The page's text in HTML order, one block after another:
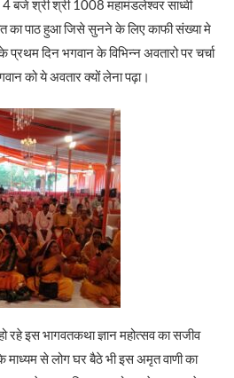
4 बजे श्री श्री 1008 महामंडलेश्वर साध्वी
का पाठ हुआ जिसे सुनने के लिए काफी संख्या मे
दिन भगवान के विभिन्न अवतारो पर चर्चा
को ये अवतार क्यों लेना पढ़ा।
इस भागवतकथा ज्ञान महोत्सव का सजीव
माध्यम से लोग घर बैठे भी इस अमृत वाणी का